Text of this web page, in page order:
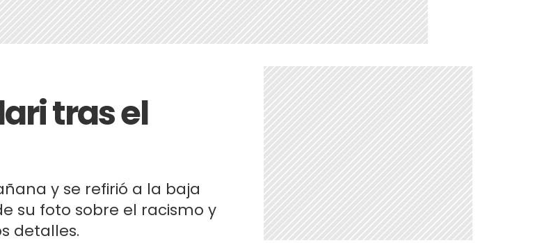
tras el
y se refirió a la baja
su foto sobre el racismo y
detalles.